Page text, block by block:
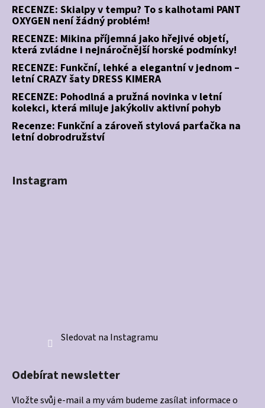
RECENZE: Skialpy v tempu? To s kalhotami PANT
OXYGEN není žádný problém!
RECENZE: Mikina příjemná jako hřejivé objetí,
která zvládne i nejnáročnější horské podmínky!
RECENZE: Funkční, lehké a elegantní v jednom –
letní CRAZY šaty DRESS KIMERA
RECENZE: Pohodlná a pružná novinka v letní
kolekci, která miluje jakýkoliv aktivní pohyb
Recenze: Funkční a zároveň stylová parťačka na
letní dobrodružství
Instagram
Sledovat na Instagramu
Odebírat newsletter
Vložte svůj e-mail a my vám budeme zasílat informace o